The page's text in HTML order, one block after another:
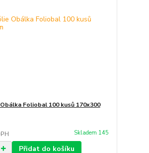
Foliobal 100 kusů 170x300
Skladem 145
Přidat do košíku